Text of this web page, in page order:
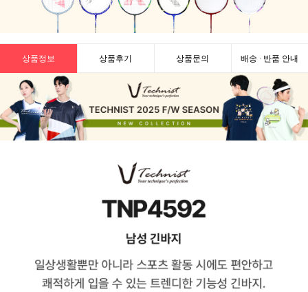
상품정보 상품후기 상품문의 배송 · 반품 안내